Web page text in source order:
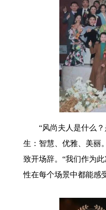
“风尚夫人是什么
生：智慧、优雅、美丽
致开场辞。“我们作为
性在每个场景中都能感